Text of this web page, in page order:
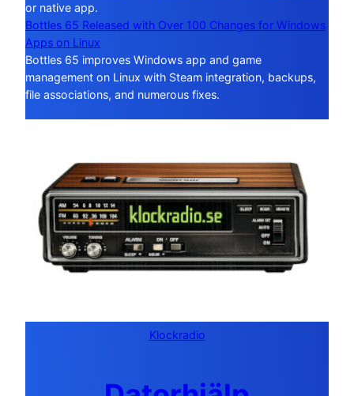
or native app.
Bottles 65 Released with Over 100 Changes for Windows
Apps on Linux
Bottles 65 improves Windows app and game
management on Linux with Steam integration, backups,
file associations, and numerous fixes.
Klockradio